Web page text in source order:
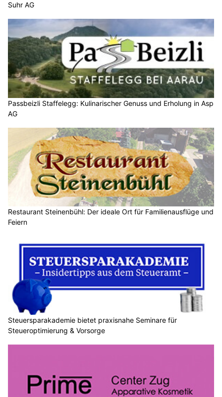
Suhr AG
Passbeizli Staffelegg: Kulinarischer Genuss und Erholung in Asp
AG
Restaurant Steinenbühl: Der ideale Ort für Familienausflüge und
Feiern
Steuersparakademie bietet praxisnahe Seminare für
Steueroptimierung & Vorsorge